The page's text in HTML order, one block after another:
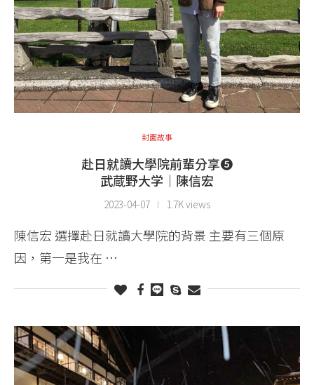
封面故事
赴日就讀大學院前輩分享❺
武蔵野大学│陳信宏
2023-04-07 1.7K views
陳信宏 選擇赴日就讀大學院的背景 主要有三個原
因，第一是我在 …